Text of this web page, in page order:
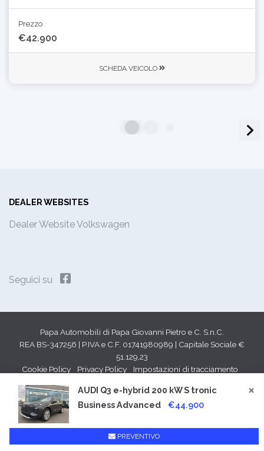
Prezzo
€42.900
SCHEDA VEICOLO
×
AUDI Q3 e-hybrid 200 kW S tronic
Business Advanced
€44.900
PREVENTIVO
DEALER WEBSITES
Dealer Website Volkswagen
Seguici su
Papa Automobili di Papa Giovanni Pietro e C. S.n.C.
REA BS-347256 | P.IVA e C.F. 01741980989 | Capitale Sociale €
51.129,23
Cookie Policy
Privacy Policy Impostazioni di tracciamento